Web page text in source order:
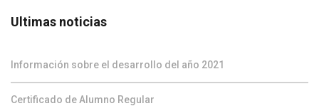
Ultimas noticias
Información sobre el desarrollo del año 2021
Certificado de Alumno Regular